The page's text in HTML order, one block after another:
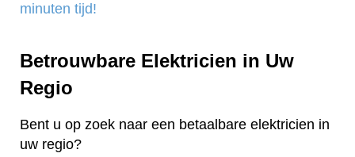
minuten tijd!
Betrouwbare Elektricien in Uw
Regio
Bent u op zoek naar een betaalbare elektricien in
uw regio?